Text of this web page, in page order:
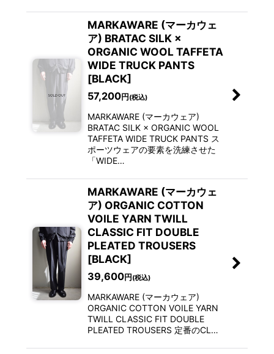
MARKAWARE (マーカウェ
ア) BRATAC SILK ×
ORGANIC WOOL TAFFETA
WIDE TRUCK PANTS
[BLACK]
57,200円 (税込)
MARKAWARE (マーカウェア)
BRATAC SILK × ORGANIC WOOL
TAFFETA WIDE TRUCK PANTS ス
ポーツウェアの要素を洗練させた
「WIDE…
MARKAWARE (マーカウェ
ア) ORGANIC COTTON
VOILE YARN TWILL
CLASSIC FIT DOUBLE
PLEATED TROUSERS
[BLACK]
39,600円 (税込)
MARKAWARE (マーカウェア)
ORGANIC COTTON VOILE YARN
TWILL CLASSIC FIT DOUBLE
PLEATED TROUSERS 定番のCL…